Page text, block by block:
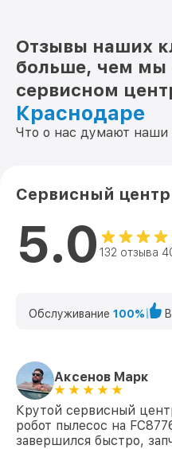
Отзывы наших
больше, чем мы
сервисном
Краснодаре
Что о нас думают наши
Сервисный центр
5.0 132 отзыва
Обслуживание 100%
Аксенов Марк
Крутой сервисный
робот пылесос на
завершился быстро,